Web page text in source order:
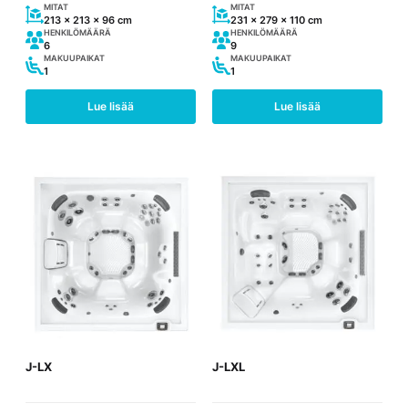
MITAT
213 x 213 x 96 cm
HENKILÖMÄÄRÄ
6
MAKUUPAIKAT
1
Lue lisää
MITAT
231 x 279 x 110 cm
HENKILÖMÄÄRÄ
9
MAKUUPAIKAT
1
Lue lisää
J-LX J-LXL